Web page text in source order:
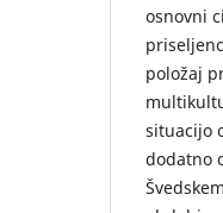
osnovni
položaj
situacijo
dodatno